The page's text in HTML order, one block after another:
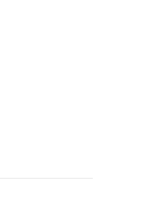
rokav
Kratek rokav